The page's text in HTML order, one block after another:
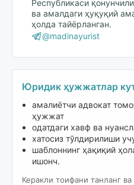
Республикаси
ва амалдаги ҳуқуқий
ҳолда тайёрланган.
@madinayurist
Юридик ҳужжатлар
амалиётчи адвокат
ҳужжат
одатдаги хавф ва
хатосиз тўлдирилиши
шаблоннинг ҳақиқий
ишонч.
Керакли тоифани танланг